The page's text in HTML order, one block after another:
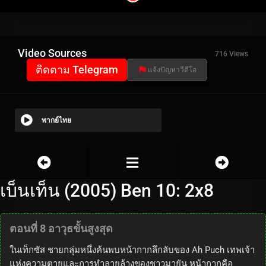
Video Sources 716 Views
ติดตาม Telegram แจ้งปัญหาวีดีโอ
พากย์ไทย
เบ็นเท็น (2005) Ben 10: 2x8
ตอนที่ 8 อาวุธขั้นสูงสุด
ในเท็กซัส ชายกลุ่มหนึ่งค้นพบหน้ากากลึกลับของ Ah Puch เทพเจ้า